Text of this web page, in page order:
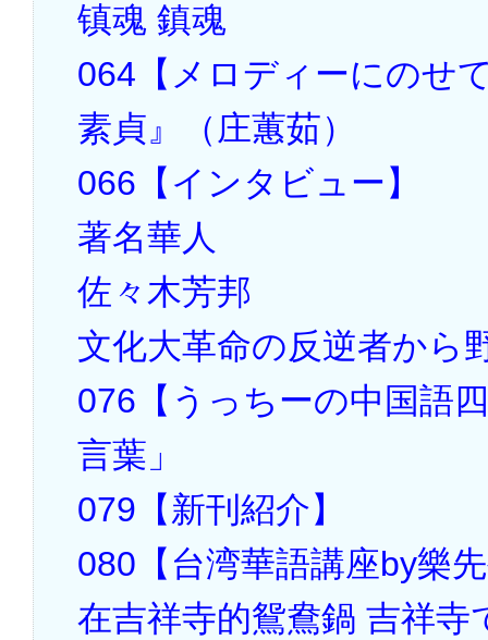
镇魂 鎮魂
064【メロディーにのせ
素貞』（庄蕙茹）
066【インタビュー】
著名華人
佐々木芳邦
文化大革命の反逆者から
076【うっちーの中国語
言葉」
079【新刊紹介】
080【台湾華語講座by樂
在吉祥寺的鴛鴦鍋 吉祥寺